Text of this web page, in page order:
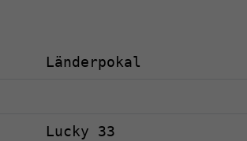
Länderpokal
Lucky 33